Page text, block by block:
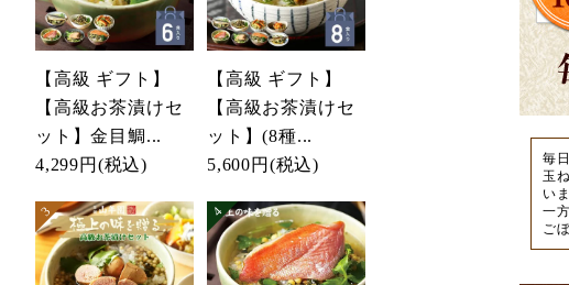
【高級 ギフト】
【高級お茶漬けセ
ット】金目鯛...
4,299円 (税込)
【高級 ギフト】
【高級お茶漬けセ
ット】(8種...
5,600円 (税込)
毎
玉
い
一
ご